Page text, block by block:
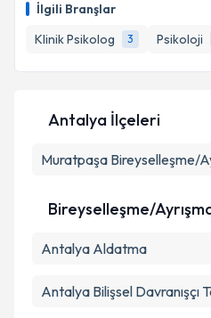
İlgili Branşlar
Klinik Psikolog
3 Psikoloji
Antalya İlçeleri
Muratpaşa Bireyselleşme/
Bireyselleşme/
Antalya Aldatma
Antalya Bilişsel Davranışçı